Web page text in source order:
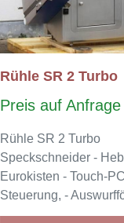
Rühle SR 2 Turbo
Preis auf Anfrage
Rühle SR 2 Turbo
Speckschneider -
Eurokisten - Touch-PC
Steuerung, -